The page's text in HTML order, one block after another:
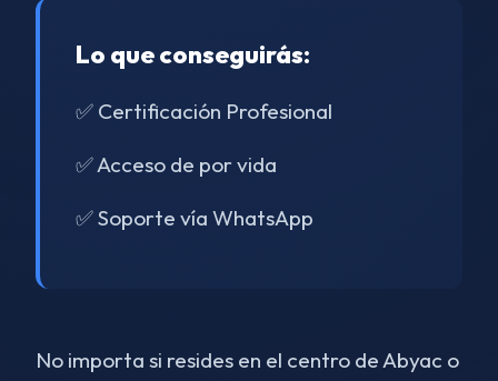
Lo que conseguirás:
✅ Certificación Profesional
✅ Acceso de por vida
✅ Soporte vía WhatsApp
No importa si resides en el centro de Abyac o